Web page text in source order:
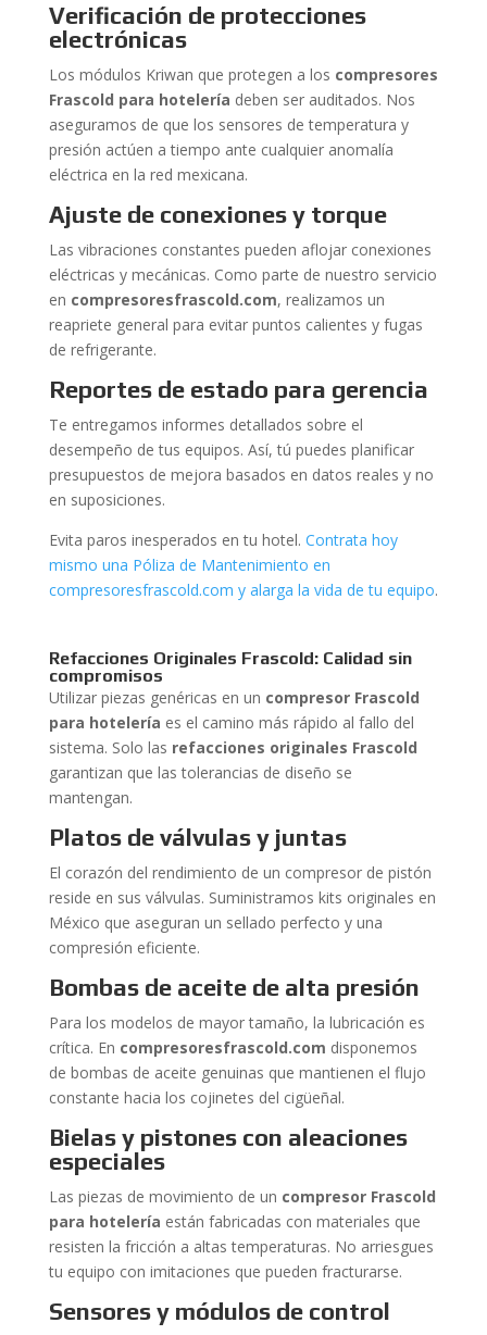
Verificación de protecciones
electrónicas
Los módulos Kriwan que protegen a los compresores
Frascold para hotelería deben ser auditados. Nos
aseguramos de que los sensores de temperatura y
presión actúen a tiempo ante cualquier anomalía
eléctrica en la red mexicana.
Ajuste de conexiones y torque
Las vibraciones constantes pueden aflojar conexiones
eléctricas y mecánicas. Como parte de nuestro servicio
en compresoresfrascold.com, realizamos un
reapriete general para evitar puntos calientes y fugas
de refrigerante.
Reportes de estado para gerencia
Te entregamos informes detallados sobre el
desempeño de tus equipos. Así, tú puedes planificar
presupuestos de mejora basados en datos reales y no
en suposiciones.
Evita paros inesperados en tu hotel. Contrata hoy
mismo una Póliza de Mantenimiento en
compresoresfrascold.com y alarga la vida de tu equipo.
Refacciones Originales Frascold: Calidad sin
compromisos
Utilizar piezas genéricas en un compresor Frascold
para hotelería es el camino más rápido al fallo del
sistema. Solo las refacciones originales Frascold
garantizan que las tolerancias de diseño se
mantengan.
Platos de válvulas y juntas
El corazón del rendimiento de un compresor de pistón
reside en sus válvulas. Suministramos kits originales en
México que aseguran un sellado perfecto y una
compresión eficiente.
Bombas de aceite de alta presión
Para los modelos de mayor tamaño, la lubricación es
crítica. En compresoresfrascold.com disponemos
de bombas de aceite genuinas que mantienen el flujo
constante hacia los cojinetes del cigüeñal.
Bielas y pistones con aleaciones
especiales
Las piezas de movimiento de un compresor Frascold
para hotelería están fabricadas con materiales que
resisten la fricción a altas temperaturas. No arriesgues
tu equipo con imitaciones que pueden fracturarse.
Sensores y módulos de control